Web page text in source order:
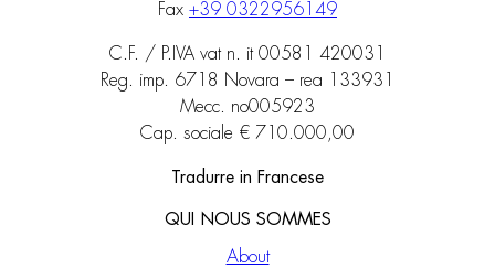
Fax +39 0322956149
C.F. / P.IVA vat n. it 00581 420031
Reg. imp. 6718 Novara – rea 133931
Mecc. no005923
Cap. sociale € 710.000,00
Tradurre in Francese
QUI NOUS SOMMES
About